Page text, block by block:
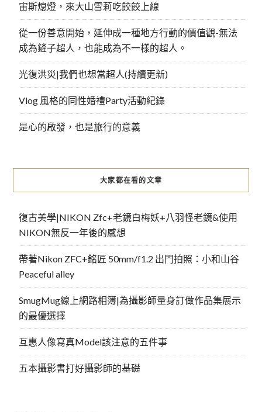
宙斯熄燈，來大山雪莉吃餃餃上線
從一份善意開始，延伸成一種地方行動的價值觀-無法
成為鏟子超人，也能成為不一樣的超人。
光復洪災|我們也想當超人(持續更新)
Vlog 風格的同性婚禮Party活動紀錄
是心的啟發，也是旅行的意義
大家都在看的文章
復古美學|NIKON Zfc+老鏡白梅妖+八羽怪老鏡&使用
NIKON無反一年後的感想
帶著Nikon ZFC+銘匠 50mm/f1.2 出門拍照：小和山谷
Peaceful alley
SmugMug線上網路相簿|為攝影師量身訂做作品集展示
的最優選擇
互惠人像寫真Model該注意的五件事
五本攝影書打好攝影師的基礎